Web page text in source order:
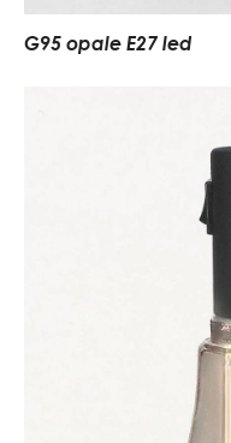
G95 opale E27 led